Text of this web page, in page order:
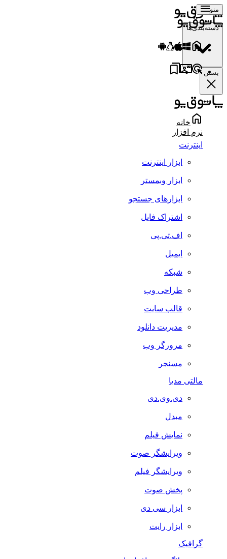
منو
دسته‌بندی‌ها
بستن
خانه
نرم افزار
اینترنت
ابزار اینترنت
ابزار وبمستر
ابزارهای جستجو
اشتراک فایل
اف.تی.پی
ایمیل
شبکه
طراحی وب
قالب سایت
مدیریت دانلود
مرورگر وب
مسنجر
مالتی مدیا
دی.وی.دی
مبدل
نمایش فیلم
ویرایشگر صوت
ویرایشگر فیلم
پخش صوت
ابزار سی دی
ابزار رایت
گرافیک